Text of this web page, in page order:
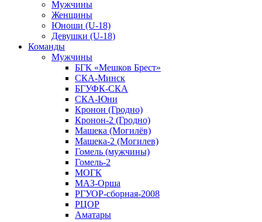
Мужчины
Женщины
Юноши (U-18)
Девушки (U-18)
Команды
Мужчины
БГК «Мешков Брест»
СКА-Минск
БГУФК-СКА
СКА-Юни
Кронон (Гродно)
Кронон-2 (Гродно)
Машека (Могилёв)
Машека-2 (Могилев)
Гомель (мужчины)
Гомель-2
МОГК
МАЗ-Орша
РГУОР-сборная-2008
РЦОР
Аматары